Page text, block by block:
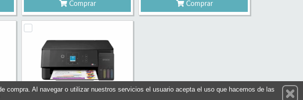
Comprar Comprar
Al navegar o utilizar nuestros servicios el usuario acepta el uso que hacemos de las